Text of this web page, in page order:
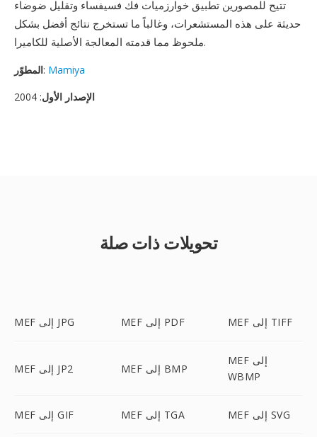
تتيح للمصورين تطبيق خوارزميات فك فسيفساء وتقليل ضوضاء
حديثة على هذه المستشعرات، وغالباً ما تستخرج نتائج أفضل بشكل
ملحوظ مما قدمته المعالجة الأصلية للكاميرا.
المطوّر: Mamiya
الإصدار الأول: 2004
تحويلات ذات صلة
MEF إلى JPG MEF إلى PDF MEF إلى TIFF
MEF إلى JP2 MEF إلى BMP
MEF إلى
WBMP
MEF إلى GIF MEF إلى TGA MEF إلى SVG